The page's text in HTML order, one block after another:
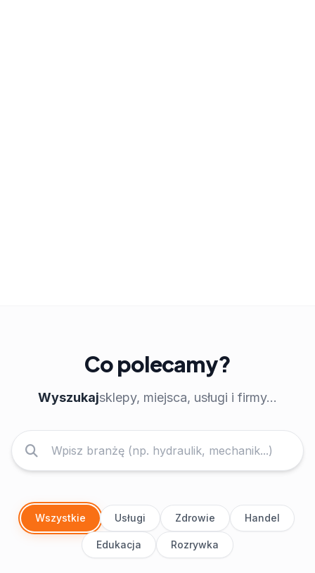
Co polecamy?
Wyszukajsklepy, miejsca, usługi i firmy...
Wszystkie Usługi Zdrowie Handel
Edukacja Rozrywka